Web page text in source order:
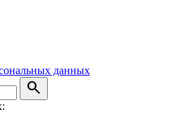
данных
search